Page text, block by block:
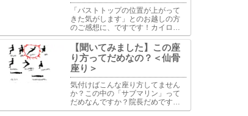
「バストトップの位置が上がって
きた気がします」とのお越しの方
のご感想に、ですです！カイロっ
て地味に効果があるんです。バス
トケアに対するカイロプラクティ
ックの視点は単に胸部の問題とし
て捉えるのではなく、全身の骨
格・筋肉・神経系のバランスがバ
ス...
【聞いてみました】この座
り方ってだめなの？＜仙骨
座り＞
気付けばこんな座り方してません
か？この中の「サブマリン」って
だめなんですか？院長だめです。
うちの総務も夜になるとモニタを